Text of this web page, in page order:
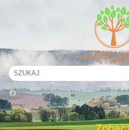
e
a
r
c
Facebook Instagram